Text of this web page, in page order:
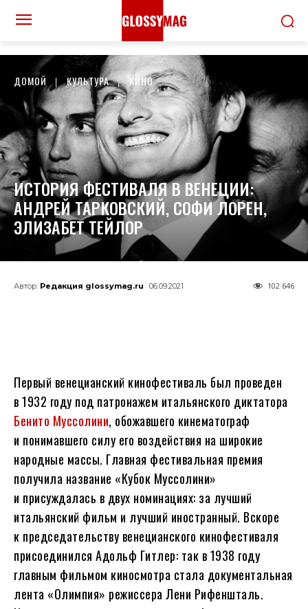
ДОМОЙ КУЛЬТУРА КИНО
ИСТОРИЯ ФЕСТИВАЛЯ В ВЕНЕЦИИ:
АНДРЕЙ ТАРКОВСКИЙ, СОФИ ЛОРЕН,
ЭЛИЗАБЕТ ТЕЙЛОР
Автор: Редакция glossymag.ru 06.09.2021 102 646
Первый венецианский кинофестиваль был проведен
в 1932 году под патронажем итальянского диктатора
Бенито Муссолини, обожавшего кинематограф
и понимавшего силу его воздействия на широкие
народные массы. Главная фестивальная премия
получила название «Кубок Муссолини»
и присуждалась в двух номинациях: за лучший
итальянский фильм и лучший иностранный. Вскоре
к председательству венецианского кинофестиваля
присоединился Адольф Гитлер: так в 1938 году
главным фильмом киносмотра стала документальная
лента «Олимпия» режиссера Лени Рифеншталь.